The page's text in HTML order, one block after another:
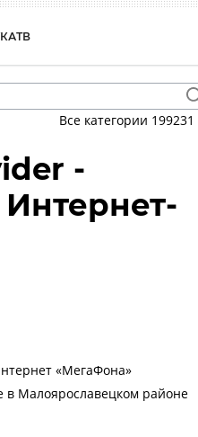
ТВ
Все категории 199231
-
«МегаФона»
в Малоярославецком районе